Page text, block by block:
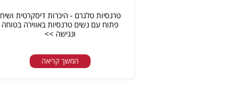
טרנסיות טלגרם - היכרות דיסקרטית ושיח
פתוח עם נשים טרנסיות באווירה בטוחה
ונגישה >>
המשך קריאה